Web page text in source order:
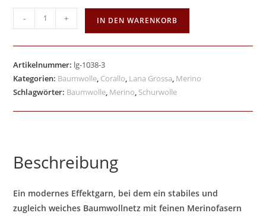
- + IN DEN WARENKORB
Artikelnummer: lg-1038-3
Kategorien: Baumwolle, Corallo, Lana Grossa, Merino
Schlagwörter: Baumwolle, Merino, Schurwolle
Beschreibung
Ein modernes Effektgarn, bei dem ein stabiles und
zugleich weiches Baumwollnetz mit feinen Merinofasern